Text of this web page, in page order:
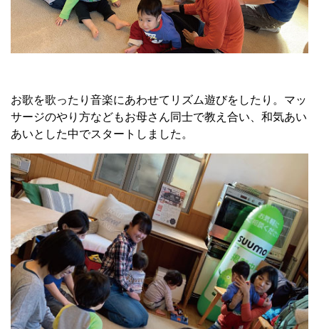
お歌を歌ったり音楽にあわせてリズム遊びをしたり。マッ
サージのやり方などもお母さん同士で教え合い、和気あい
あいとした中でスタートしました。